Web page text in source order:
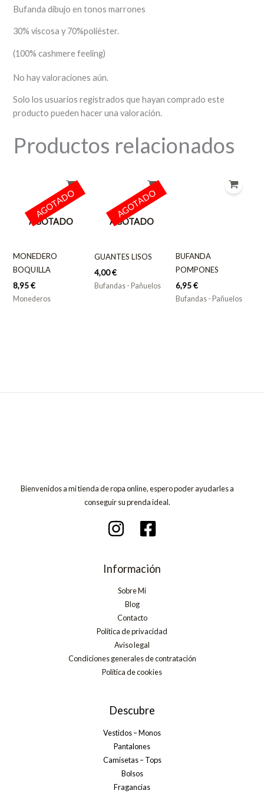
Bufanda dibujo en tonos marrones
30% viscosa y 70%poliéster.
(100% cashmere feeling)
No hay valoraciones aún.
Solo los usuarios registrados que hayan comprado este
producto pueden hacer una valoración.
Productos relacionados
AGOTADO
MONEDERO
BOQUILLA
8,95€
Monederos
AGOTADO
AGOTADO
GUANTES LISOS
4,00€
Bufandas - Pañuelos
AGOTADO
BUFANDA
POMPONES
6,95€
Bufandas - Pañuelos
Bienvenidos a mi tienda de ropa online, espero poder ayudarles a
conseguir su prenda ideal.
Información
Sobre Mi
Blog
Contacto
Política de privacidad
Aviso legal
Condiciones generales de contratación
Política de cookies
Descubre
Vestidos – Monos
Pantalones
Camisetas – Tops
Bolsos
Fragancias